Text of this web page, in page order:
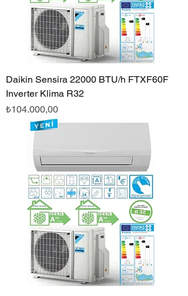
Daikin Sensira 22000 BTU/h FTXF60F
Inverter Klima R32
Fiyat
₺104.000,00